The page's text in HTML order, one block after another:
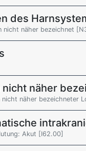
des
nicht näher bezeichnet
näher
näher bezeichneter
Akut [I62.00]